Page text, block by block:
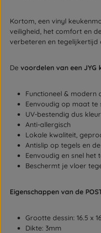
Kortom, een vinyl
veiligheid, het comfort en
verbeteren en tegelijkertijd
De voordelen van een JYG
Functioneel & modern
Eenvoudig op maat te
UV-bestendig dus
Anti-allergisch
Lokale kwaliteit,
Antislip op tegels en
Eenvoudig en snel het
Beschermt je vloer
Eigenschappen van de
Grootte dessin: 16.5 x
Dikte: 3mm